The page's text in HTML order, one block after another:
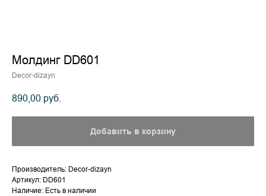
Молдинг DD601
Decor-dizayn
890,00 руб.
Добавить в корзину
Производитель: Decor-dizayn
Артикул: DD601
Наличие: Есть в наличии